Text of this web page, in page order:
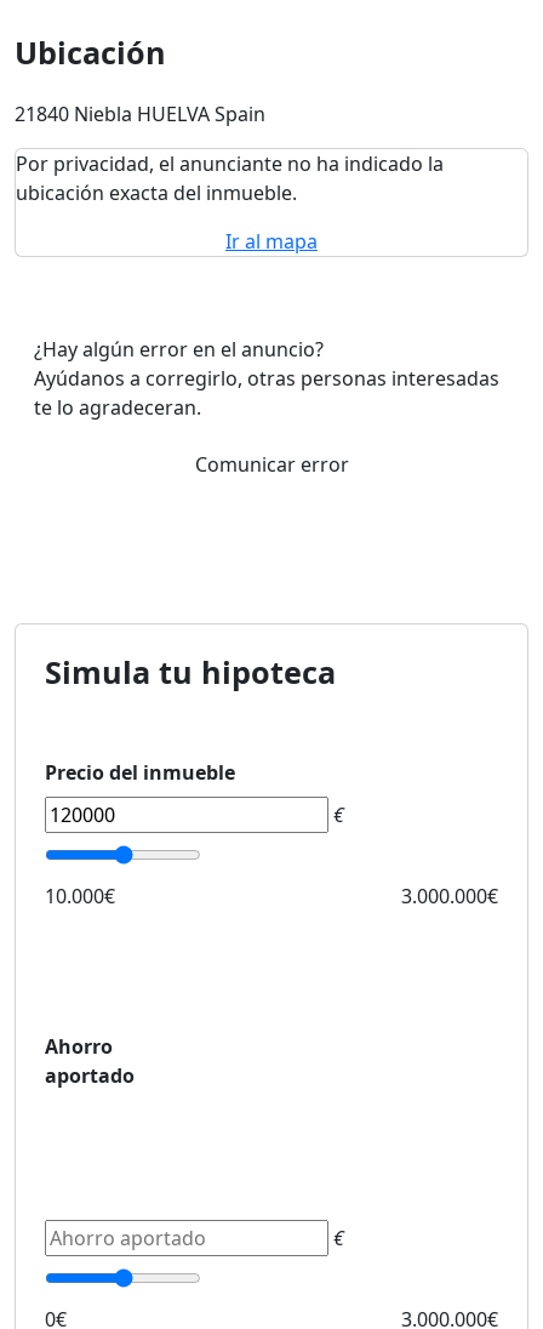
Ubicación
21840 Niebla HUELVA Spain
Por privacidad, el anunciante no ha indicado la
ubicación exacta del inmueble.
Ir al mapa
¿Hay algún error en el anuncio?
Ayúdanos a corregirlo, otras personas interesadas
te lo agradeceran.
Comunicar error
Simula tu hipoteca
Precio del inmueble
€
10.000€ 3.000.000€
Ahorro
aportado
€
0€ 3.000.000€